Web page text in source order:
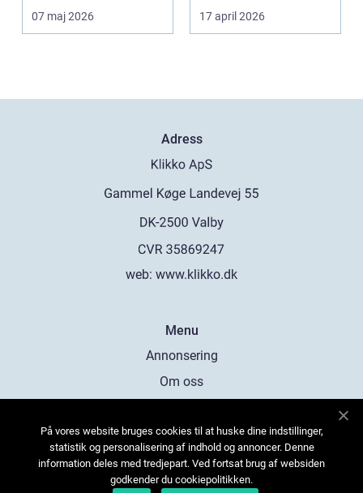
påverkar hur vi må...
07 maj 2026
miljö och hjälpmede...
17 april 2026
Adress
web: www.klikko.dk
Menu
Annonsering
Om oss
Kontakta oss
Sitemap
På vores website bruges cookies til at huske dine indstillinger,
statistik og personalisering af indhold og annoncer. Denne
information deles med tredjepart. Ved fortsat brug af websiden
godkender du cookiepolitikken.